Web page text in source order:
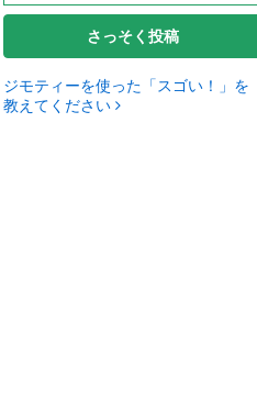
さっそく投稿
ジモティーを使った「スゴい！」を
教えてください